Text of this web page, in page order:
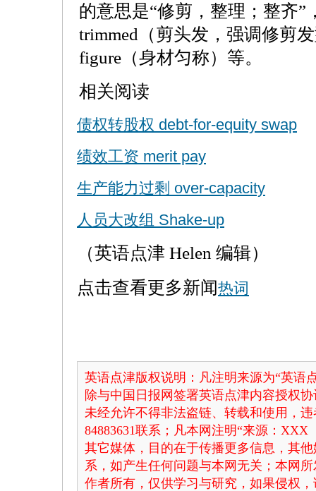
的意思是“修剪，整理；整齐”
trimmed（剪头发，强调修剪
figure（身材匀称）等。
相关阅读
债权转股权 debt-for-equity swap
绩效工资 merit pay
生产能力过剩 over-capacity
人员大改组 Shake-up
（英语点津 Helen 编辑）
点击查看更多新闻热词
英语点津版权说明：凡注明来源为“英语
除与中国日报网签署英语点津内容授权
未经允许不得非法盗链、转载和使用，
84883631联系；凡本网注明“来源：
其它媒体，目的在于传播更多信息，其
系，如产生任何问题与本网无关；本网
作者所有，仅供学习与研究，如果侵权